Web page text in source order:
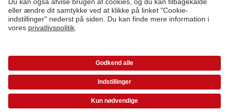
Andre produkter
Kontakt kundeservice:44 22 01 90- Man-fre: 09:00-20:00 | Søn: 14:00-
20:00 (undtagen helligdage)
* Værdikoder gælder ikke Ekspresfotos, gavekort samt fragt og startpris.